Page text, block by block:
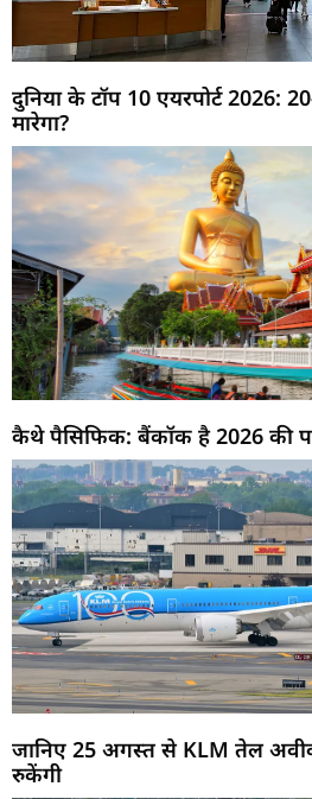
दुनिया के टॉप 10 एयरपोर्ट 2026:
मारेगा?
कैथे पैसिफिक: बैंकॉक है 2026 की
जानिए 25 अगस्त से KLM तेल अवीव
रुकेंगी